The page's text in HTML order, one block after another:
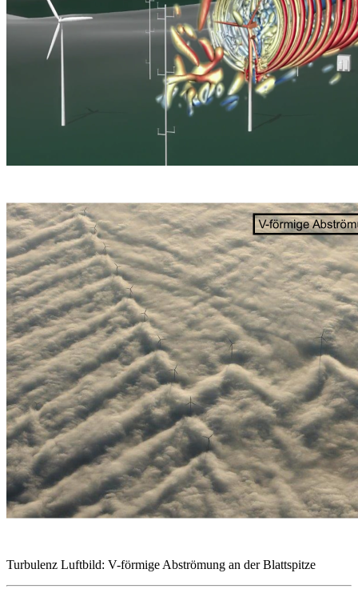
Turbulenz Luftbild: V-förmige Abströmung an der Blattspitze